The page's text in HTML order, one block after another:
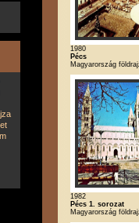
1980
Pécs
Magyarország
1982
Pécs 1. sorozat
Magyarország